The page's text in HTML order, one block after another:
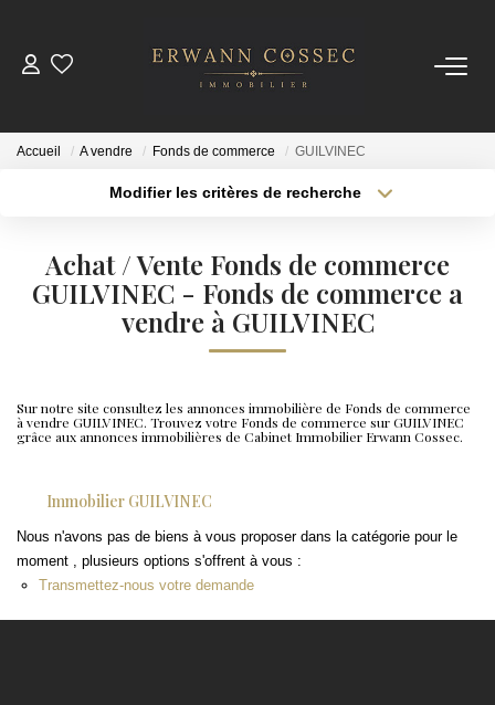
NOTRE AGENCE
Nos Actualités
Accueil A vendre Fonds de commerce GUILVINEC
Modifier les critères de recherche
Sélectionnez...
Type de bien
Surface min
Plus de critères
Achat / Vente Fonds de commerce
GUILVINEC - Fonds de commerce a
vendre à GUILVINEC
Sur notre site consultez les annonces immobilière de Fonds de commerce
à vendre GUILVINEC. Trouvez votre Fonds de commerce sur GUILVINEC
grâce aux annonces immobilières de Cabinet Immobilier Erwann Cossec.
Immobilier GUILVINEC
Nous n'avons pas de biens à vous proposer dans la catégorie pour le
moment , plusieurs options s'offrent à vous :
Transmettez-nous votre demande